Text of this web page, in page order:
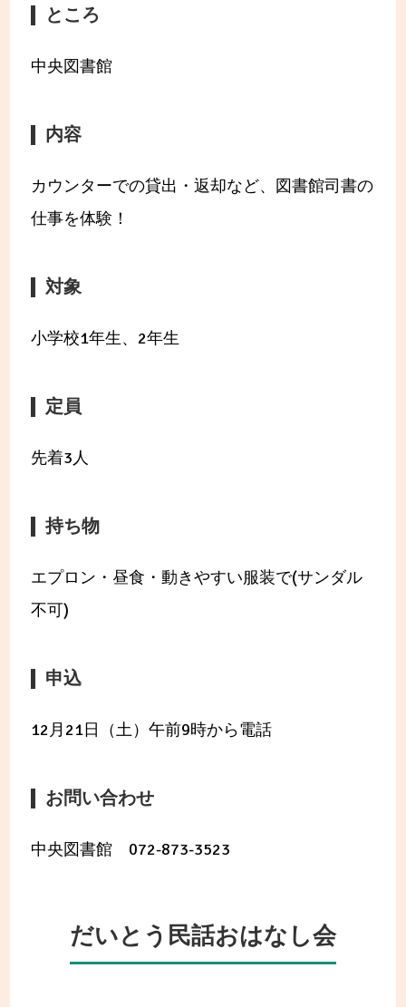
ところ
中央図書館
内容
カウンターでの貸出・返却など、図書館司書の
仕事を体験！
対象
小学校1年生、2年生
定員
先着3人
持ち物
エプロン・昼食・動きやすい服装で(サンダル
不可)
申込
12月21日（土）午前9時から電話
お問い合わせ
中央図書館 072-873-3523
だいとう民話おはなし会